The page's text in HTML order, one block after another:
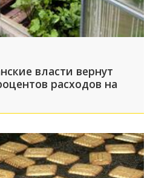
власти вернут
расходов на